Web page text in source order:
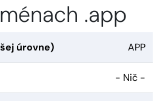
.app
úrovne) APP
- Nič -